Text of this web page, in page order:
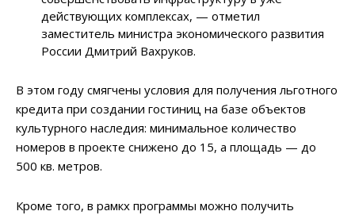
действующих комплексах, — отметил
заместитель министра экономического развития
России Дмитрий Вахруков.
В этом году смягчены условия для получения льготного
кредита при создании гостиниц на базе объектов
культурного наследия: минимальное количество
номеров в проекте снижено до 15, а площадь — до
500 кв. метров.
Кроме того, в рамкх программы можно получить